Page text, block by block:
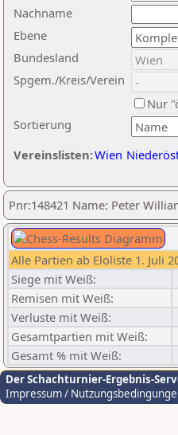
Nachname
Ebene
Sortierung
Bundesland
Spgem./Kreis/Verein
Nur
Vereinslisten:Wien
Pnr:148421 Name: Peter
Alle Partien ab Eloliste 1. Juli
Siege mit Weiß:
Remisen mit Weiß:
Verluste mit Weiß:
Gesamtpartien mit Weiß:
Gesamt % mit Weiß:
Der Schachturnier-Ergebnis-
Impressum /